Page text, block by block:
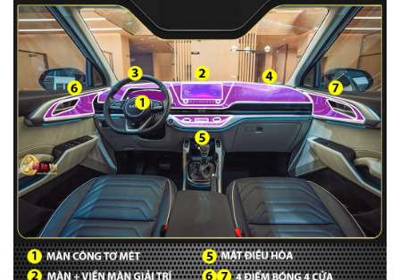
MUA
NHIỀU
NHẤT
KIA
TOYOTA
HONDA
MAZDA
SUBARU
CHEVROLET
NISSAN